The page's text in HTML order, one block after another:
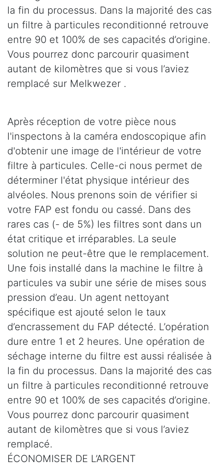
la fin du processus. Dans la majorité des cas
un filtre à particules reconditionné retrouve
entre 90 et 100% de ses capacités d’origine.
Vous pourrez donc parcourir quasiment
autant de kilomètres que si vous l’aviez
remplacé sur Melkwezer .
Après réception de votre pièce nous
l'inspectons à la caméra endoscopique afin
d'obtenir une image de l'intérieur de votre
filtre à particules. Celle-ci nous permet de
déterminer l'état physique intérieur des
alvéoles. Nous prenons soin de vérifier si
votre FAP est fondu ou cassé. Dans des
rares cas (- de 5%) les filtres sont dans un
état critique et irréparables. La seule
solution ne peut-être que le remplacement.
Une fois installé dans la machine le filtre à
particules va subir une série de mises sous
pression d’eau. Un agent nettoyant
spécifique est ajouté selon le taux
d’encrassement du FAP détecté. L’opération
dure entre 1 et 2 heures. Une opération de
séchage interne du filtre est aussi réalisée à
la fin du processus. Dans la majorité des cas
un filtre à particules reconditionné retrouve
entre 90 et 100% de ses capacités d’origine.
Vous pourrez donc parcourir quasiment
autant de kilomètres que si vous l’aviez
remplacé.
ÉCONOMISER DE L’ARGENT